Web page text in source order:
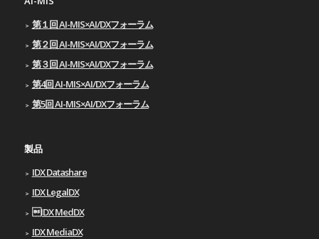
第１回 AI-MIS×AI/DXフォーラム
第２回 AI-MIS×AI/DXフォーラム
第３回 AI-MIS×AI/DXフォーラム
第4回 AI-MIS×AI/DXフォーラム
第5回 AI-MIS×AI/DXフォーラム
製品
IDX Datashare
IDX LegalDX
IDX MedDX
IDX MediaDX